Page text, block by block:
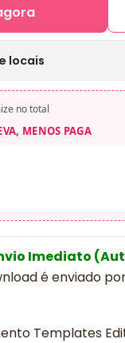
locais
no total
MENOS PAGA
Imediato
é enviado
Templates